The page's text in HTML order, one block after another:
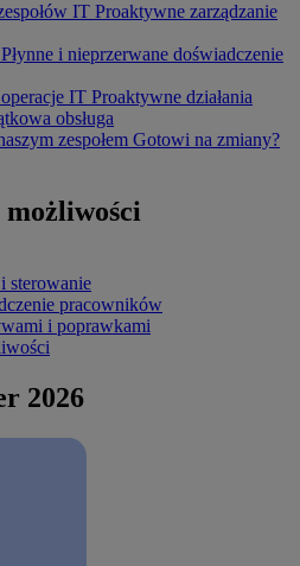
IT Proaktywne zarządzanie
Płynne i nieprzerwane doświadczenie
IT Proaktywne działania
obsługa
zespołem Gotowi na zmiany?
możliwości
sterowanie
pracowników
i poprawkami
2026